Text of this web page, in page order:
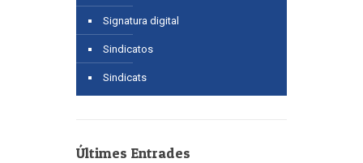
Signatura digital
Sindicatos
Sindicats
Últimes Entrades